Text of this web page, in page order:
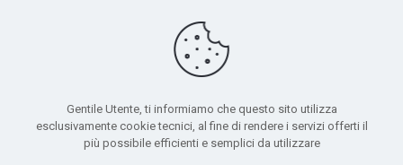
© 2026 Unirima. All Rights Reserved. - Codice Fiscale:
Gentile Utente, ti informiamo che questo sito utilizza
esclusivamente cookie tecnici, al fine di rendere i servizi offerti il
più possibile efficienti e semplici da utilizzare